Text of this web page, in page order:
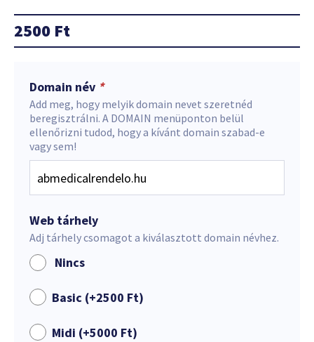
2500 Ft
Domain név *
Add meg, hogy melyik domain nevet szeretnéd
beregisztrálni. A DOMAIN menüponton belül
ellenőrizni tudod, hogy a kívánt domain szabad-e
vagy sem!
Web tárhely
Adj tárhely csomagot a kiválasztott domain névhez.
Nincs
Basic (+2500 Ft)
Midi (+5000 Ft)